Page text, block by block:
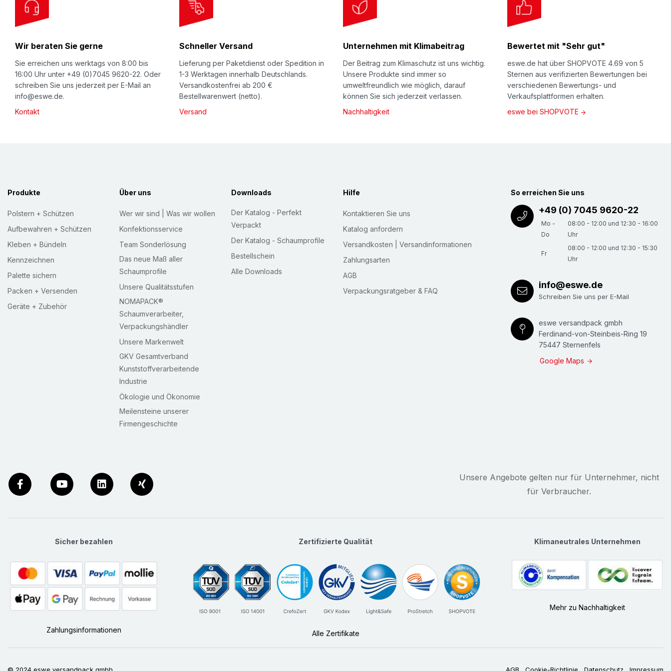
e
w
s
Wir beraten Sie gerne
Sie erreichen uns werktags von 8:00 bis
16:00 Uhr unter +49 (0)7045 9620-22. Oder
schreiben Sie uns jederzeit per E-Mail an
info@eswe.de.
Kontakt
Schneller Versand
Lieferung per Paketdienst oder Spedition in
1-3 Werktagen innerhalb Deutschlands.
Versandkostenfrei ab 200 €
Bestellwarenwert (netto).
Versand
Unternehmen mit Klimabeitrag
Der Beitrag zum Klimaschutz ist uns wichtig.
Unsere Produkte sind immer so
umweltfreundlich wie möglich, darauf
können Sie sich jederzeit verlassen.
Nachhaltigkeit
Bewertet mit "Sehr gut"
eswe.de hat über SHOPVOTE 4.69 von 5
Sternen aus verifizierten Bewertungen bei
verschiedenen Bewertungs- und
Verkaufsplattformen erhalten.
eswe bei SHOPVOTE
Produkte
Polstern + Schützen
Aufbewahren + Schützen
Kleben + Bündeln
Kennzeichnen
Palette sichern
Packen + Versenden
Geräte + Zubehör
Über uns
Wer wir sind | Was wir wollen
Konfektionsservice
Team Sonderlösung
Das neue Maß aller
Schaumprofile
Unsere Qualitätsstufen
NOMAPACK®
Schaumverarbeiter,
Verpackungshändler
Unsere Markenwelt
GKV Gesamtverband
Kunststoffverarbeitende
Industrie
Ökologie und Ökonomie
Meilensteine unserer
Firmengeschichte
Downloads
Der Katalog - Perfekt
Verpackt
Der Katalog - Schaumprofile
Bestellschein
Alle Downloads
Hilfe
Kontaktieren Sie uns
Katalog anfordern
Versandkosten | Versandinformationen
Zahlungsarten
AGB
Verpackungsratgeber & FAQ
So erreichen Sie uns
+49 (0) 7045 9620-22
Mo -
Do
08:00 - 12:00 und 12:30 - 16:00
Uhr
Fr
08:00 - 12:00 und 12:30 - 15:30
Uhr
info@eswe.de
Schreiben Sie uns per E-Mail
eswe versandpack gmbh
Ferdinand-von-Steinbeis-Ring 19
75447 Sternenfels
Google Maps
Unsere Angebote gelten nur für Unternehmer, nicht
für Verbraucher.
Sicher bezahlen
Zahlungsinformationen
Zertifizierte Qualität
Alle Zertifikate
Klimaneutrales Unternehmen
Mehr zu Nachhaltigkeit